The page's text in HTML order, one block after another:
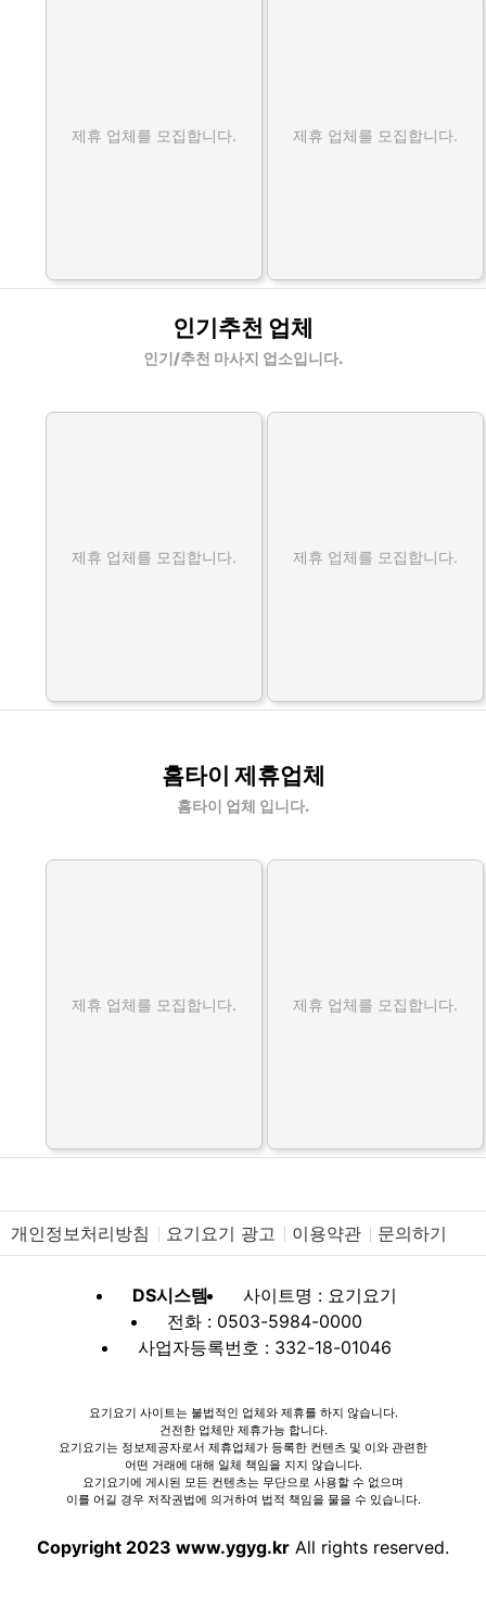
제휴 업체를 모집합니다. 제휴 업체를 모집합니다.
인기추천 업체
인기/추천 마사지 업소입니다.
제휴 업체를 모집합니다. 제휴 업체를 모집합니다.
홈타이 제휴업체
홈타이 업체 입니다.
제휴 업체를 모집합니다. 제휴 업체를 모집합니다.
개인정보처리방침 요기요기 광고 이용약관 문의하기
DS시스템
사이트명 : 요기요기
전화 : 0503-5984-0000
사업자등록번호 : 332-18-01046
요기요기 사이트는 불법적인 업체와 제휴를 하지 않습니다.
건전한 업체만 제휴가능 합니다.
요기요기는 정보제공자로서 제휴업체가 등록한 컨텐츠 및 이와 관련한
어떤 거래에 대해 일체 책임을 지지 않습니다.
요기요기에 게시된 모든 컨텐츠는 무단으로 사용할 수 없으며
이를 어길 경우 저작권법에 의거하여 법적 책임을 물을 수 있습니다.
Copyright 2023 www.ygyg.kr All rights reserved.